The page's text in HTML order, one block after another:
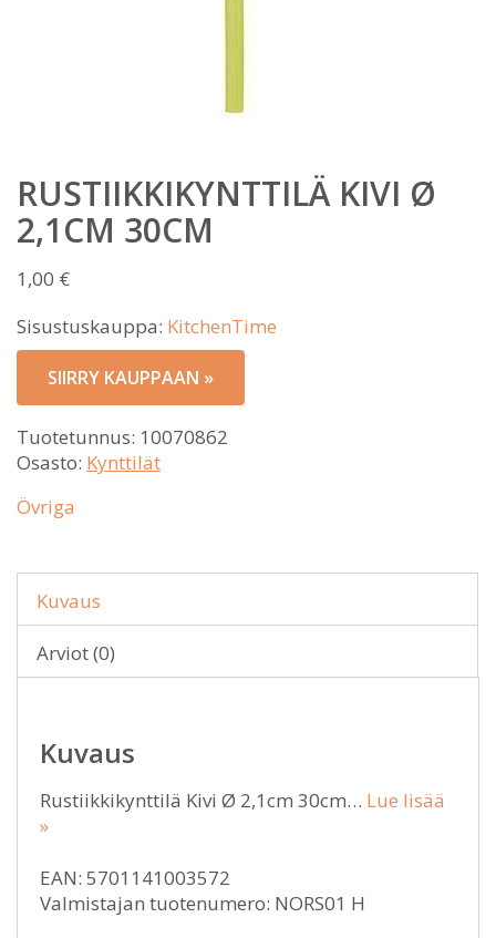
RUSTIIKKIKYNTTILÄ KIVI Ø
2,1CM 30CM
1,00 €
Sisustuskauppa: KitchenTime
SIIRRY KAUPPAAN »
Tuotetunnus: 10070862
Osasto: Kynttilät
Övriga
Kuvaus
Arviot (0)
Kuvaus
Rustiikkikynttilä Kivi Ø 2,1cm 30cm… Lue lisää
»
EAN: 5701141003572
Valmistajan tuotenumero: NORS01 H